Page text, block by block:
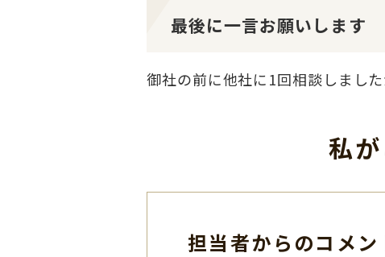
最後に一言お願いします
御社の前に他社に1回相談しまし
私
担当者からのコメン